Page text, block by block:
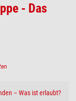
- Das
– Was ist erlaubt?